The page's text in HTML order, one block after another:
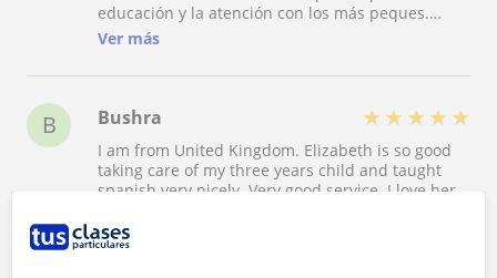
educación y la atención con los más peques.
Elizabeth es una gran profesional que
volvería a trabajar con ella.
Ver más
B Bushra ★ ★ ★ ★ ★
I am from United Kingdom. Elizabeth is so good
taking care of my three years child and taught
spanish very nicely. Very good service. I love her